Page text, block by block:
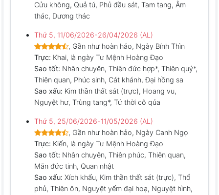
Cửu không, Quả tú, Phủ đầu sát, Tam tang, Âm
thác, Dương thác
Thứ 5, 11/06/2026-26/04/2026 (AL)
, Gần như hoàn hảo, Ngày Bính Thìn
Trực: Khai, là ngày Tư Mệnh Hoàng Đạo
Sao tốt: Nhân chuyên, Thiên đức hợp*, Thiên quý*,
Thiên quan, Phúc sinh, Cát khánh, Đại hồng sa
Sao xấu: Kim thần thất sát (trực), Hoang vu,
Nguyệt hư, Trùng tang*, Tứ thời cô qủa
Thứ 5, 25/06/2026-11/05/2026 (AL)
, Gần như hoàn hảo, Ngày Canh Ngọ
Trực: Kiến, là ngày Tư Mệnh Hoàng Đạo
Sao tốt: Nhân chuyên, Thiên phúc, Thiên quan,
Mãn đức tinh, Quan nhật
Sao xấu: Xích khẩu, Kim thần thất sát (trực), Thổ
phủ, Thiên ôn, Nguyệt yếm đại hoạ, Nguyệt hình,